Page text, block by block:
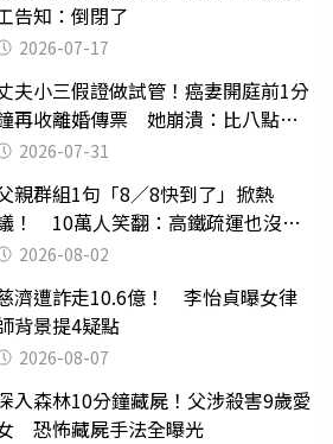
告知：倒閉了
2026-07-17
夫小三假證做試管！癌妻開庭前1分
再收離婚傳票 她崩潰：比八點檔
扯
2026-07-31
親群組1句「8／8快到了」掀熱
！ 10萬人笑翻：高鐵疏運也沒列
親節
2026-08-02
濟遭詐走10.6億！ 李怡貞曝女律
背景提4疑點
2026-08-07
入森林10分鐘藏屍！父涉殺害9歲愛
恐怖藏屍手法全曝光